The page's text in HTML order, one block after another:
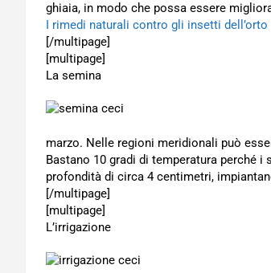
ghiaia, in modo che possa essere
I rimedi naturali contro gli insetti dell’orto
[/multipage]
[multipage]
La semina
marzo. Nelle regioni meridionali può
Bastano 10 gradi di temperatura perché
profondità di circa 4 centimetri,
[/multipage]
[multipage]
L’irrigazione